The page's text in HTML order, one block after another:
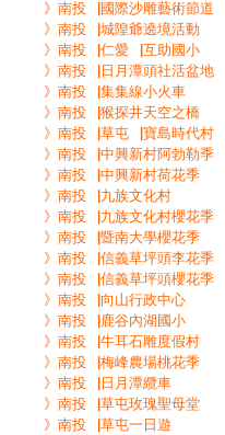
》南投▕國際沙雕藝術節道
》南投▕城隍爺遶境活動
》南投▕仁愛▕互助國小
》南投▕日月潭頭社活盆地
》南投▕集集線小火車
》南投▕猴探井天空之橋
》南投▕草屯▕寶島時代村
》南投▕中興新村阿勃勒季
》南投▕中興新村荷花季
》南投▕九族文化村
》南投▕九族文化村櫻花季
》南投▕暨南大學櫻花季
》南投▕信義草坪頭李花季
》南投▕信義草坪頭櫻花季
》南投▕向山行政中心
》南投▕鹿谷內湖國小
》南投▕牛耳石雕度假村
》南投▕梅峰農場桃花季
》南投▕日月潭纜車
》南投▕草屯玫瑰聖母堂
》南投▕草屯一日遊